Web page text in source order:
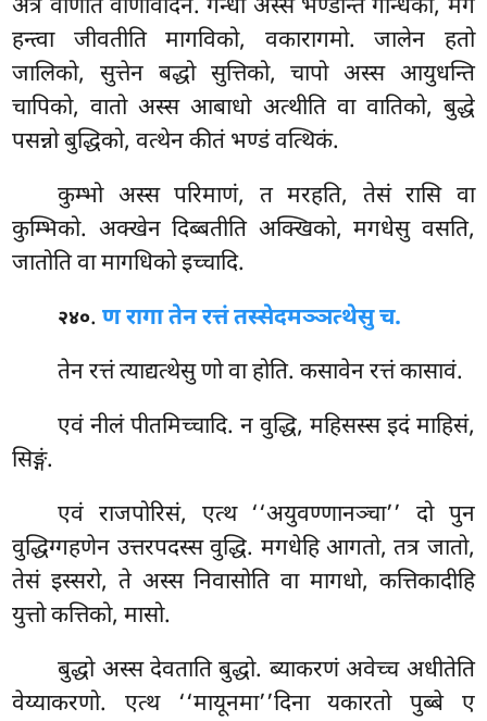
अत्र वीणेति वीणावादनं. गन्धो अस्स भण्डन्ति गन्धिको, मगे
हन्त्वा जीवतीति मागविको, वकारागमो. जालेन हतो
जालिको, सुत्तेन बद्धो सुत्तिको, चापो अस्स आयुधन्ति
चापिको, वातो अस्स आबाधो अत्थीति वा वातिको, बुद्धे
पसन्नो बुद्धिको, वत्थेन कीतं भण्डं वत्थिकं.
कुम्भो अस्स परिमाणं, त मरहति, तेसं रासि वा
कुम्भिको. अक्खेन दिब्बतीति अक्खिको, मगधेसु वसति,
जातोति वा मागधिको इच्चादि.
२४०.ण रागा तेन रत्तं तस्सेदमञ्ञत्थेसु च.
तेनरत्तं त्याद्यत्थेसु णो वा होति. कसावेन रत्तं कासावं.
एवं नीलं पीतमिच्चादि. न वुद्धि, महिसस्स इदं माहिसं,
सिङ्गं.
एवं राजपोरिसं, एत्थ ‘‘अयुवण्णानञ्चा’’ दो पुन
वुद्धिग्गहणेन उत्तरपदस्स वुद्धि. मगधेहि आगतो, तत्र जातो,
तेसं इस्सरो, ते अस्स निवासोति वा मागधो, कत्तिकादीहि
युत्तो कत्तिको, मासो.
बुद्धो अस्स देवताति बुद्धो. ब्याकरणं अवेच्च अधीतेति
वेय्याकरणो. एत्थ ‘‘मायूनमा’’दिना यकारतो पुब्बे ए